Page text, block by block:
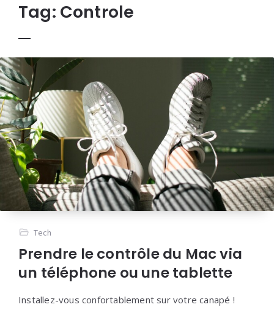
Tag: Controle
Tech
Prendre le contrôle du Mac via
un téléphone ou une tablette
Installez-vous confortablement sur votre canapé !